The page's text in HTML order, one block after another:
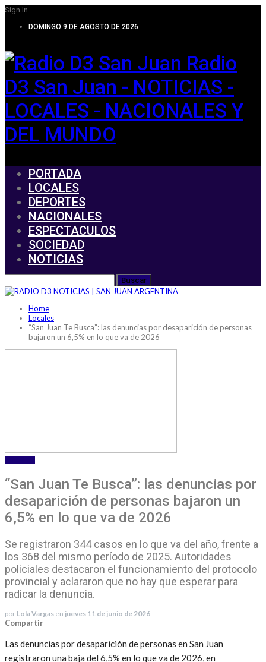
Sign In
DOMINGO 9 DE AGOSTO DE 2026
Radio
D3 San Juan - NOTICIAS -
LOCALES - NACIONALES Y
DEL MUNDO
PORTADA
LOCALES
DEPORTES
NACIONALES
ESPECTACULOS
SOCIEDAD
NOTICIAS
Home
Locales
“San Juan Te Busca”: las denuncias por desaparición de personas
bajaron un 6,5% en lo que va de 2026
“San Juan Te Busca”: las denuncias por
desaparición de personas bajaron un
6,5% en lo que va de 2026
Se registraron 344 casos en lo que va del año, frente a
los 368 del mismo período de 2025. Autoridades
policiales destacaron el funcionamiento del protocolo
provincial y aclararon que no hay que esperar para
radicar la denuncia.
por Lola Vargas en jueves 11 de junio de 2026
Compartir
Las denuncias por desaparición de personas en San Juan
registraron una baja del 6,5% en lo que va de 2026, en